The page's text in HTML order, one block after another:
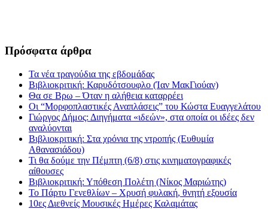
Πρόσφατα άρθρα
Τα νέα τραγούδια της εβδομάδας
Βιβλιοκριτική: Καρυδότσουφλο (Ίαν ΜακΓιούαν)
Θα σε Βρω – Όταν η αλήθεια καταρρέει
Οι “Μορφοπλαστικές Αναπλάσεις” του Κώστα Ευαγγελάτου
Γιώργος Δήμος: Διηγήματα «ιδεών», στα οποία οι ιδέες δεν
αναλύονται
Βιβλιοκριτική: Στα χρόνια της ντροπής (Ευθυμία
Αθανασιάδου)
Τι θα δούμε την Πέμπτη (6/8) στις κινηματογραφικές
αίθουσες
Βιβλιοκριτική: Υπόθεση Πολέτη (Νίκος Μαριώτης)
Το Πάρτυ Γενεθλίων – Χρυσή φυλακή, θνητή εξουσία
10ες Διεθνείς Μουσικές Ημέρες Καλαμάτας